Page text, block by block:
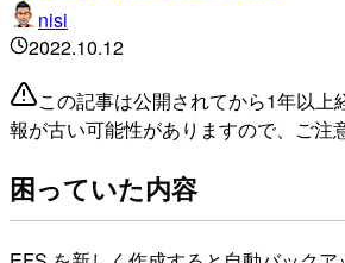
nisi
2022.10.12
この記事は公開されてから1年以上
報が古い可能性がありますので、ご注
困っていた内容